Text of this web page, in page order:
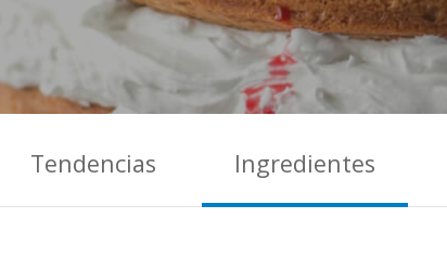
Tendencias Ingredientes